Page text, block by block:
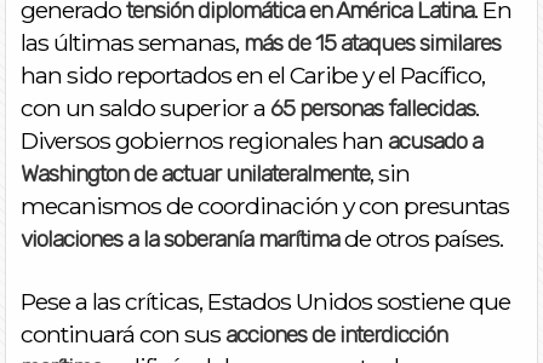
generadotensión diplomática en América Latina. En
las últimas semanas, más de 15 ataques similares
han sido reportados en el Caribe y el Pacífico,
con un saldo superior a 65 personas fallecidas.
Diversos gobiernos regionales han acusado a
Washington de actuar unilateralmente, sin
mecanismos de coordinación y con presuntas
violaciones a la soberanía marítimade otros países.
Pese a las críticas, Estados Unidos sostiene que
continuará con susacciones de interdicción